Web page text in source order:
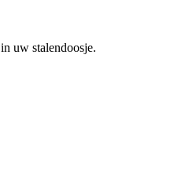
uw stalendoosje.